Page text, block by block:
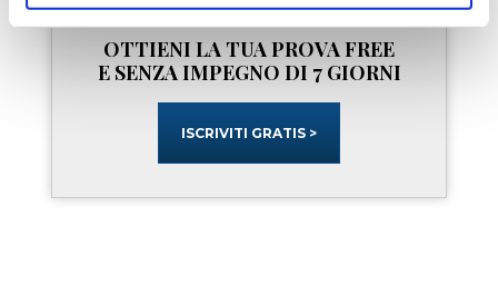
OTTIENI LA TUA PROVA FREE
E SENZA IMPEGNO DI 7 GIORNI
ISCRIVITI GRATIS >